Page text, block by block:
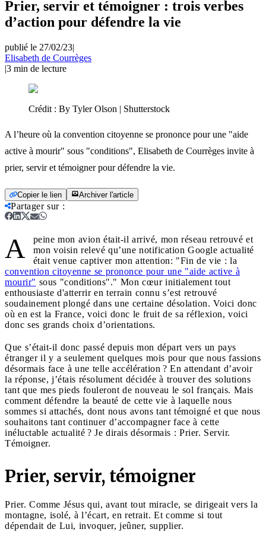
Prier, servir et témoigner : trois verbes
d’action pour défendre la vie
publié le 27/02/23|
Elisabeth de Courrèges
|3 min de lecture
Crédit : By Tyler Olson | Shutterstock
A l’heure où la convention citoyenne se prononce pour une "aide
active à mourir" sous "conditions", Elisabeth de Courrèges invite à
prier, servir et témoigner pour défendre la vie.
Copier le lien Archiver l'article
Partager sur:
A
peine mon avion était-il arrivé, mon réseau retrouvé et
mon voisin relevé qu’une notification Google actualité
était venue captiver mon attention: "Fin de vie : la
convention citoyenne se prononce pour une "aide active à
mourir" sous "conditions"." Mon cœur initialement tout
enthousiaste d'atterrir en terrain connu s’est retrouvé
soudainement plongé dans une certaine désolation. Voici donc
où en est la France, voici donc le fruit de sa réflexion, voici
donc ses grands choix d’orientations.
Que s’était-il donc passé depuis mon départ vers un pays
étranger il y a seulement quelques mois pour que nous fassions
désormais face à une telle accélération ? En attendant d’avoir
la réponse, j’étais résolument décidée à trouver des solutions
tant que mes pieds fouleront de nouveau le sol français. Mais
comment défendre la beauté de cette vie à laquelle nous
sommes si attachés, dont nous avons tant témoigné et que nous
souhaitons tant continuer d’accompagner face à cette
inéluctable actualité ? Je dirais désormais : Prier. Servir.
Témoigner.
Prier, servir, témoigner
Prier. Comme Jésus qui, avant tout miracle, se dirigeait vers la
montagne, isolé, à l’écart, en retrait. Et comme si tout
dépendait de Lui, invoquer, jeûner, supplier.